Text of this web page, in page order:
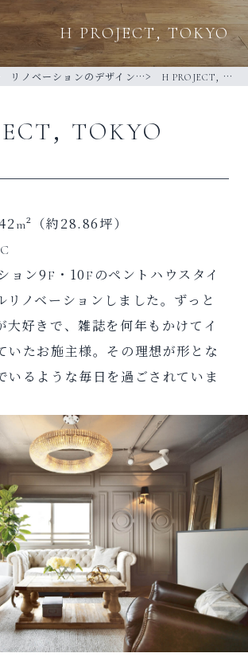
H PROJECT, TOKYO
リノベーションのデザイン事例一覧 H PROJECT, TOKYO
TOKYO
（約28.86坪）
ョン9F・10Fのペントハウスタイ
リノベーションしました。ずっと
大好きで、雑誌を何年もかけてイ
いたお施主様。その理想が形とな
いるような毎日を過ごされていま